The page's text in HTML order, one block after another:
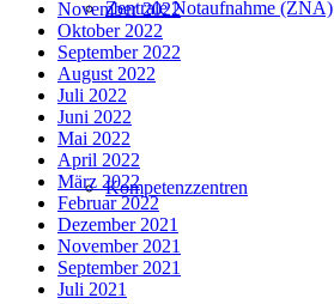
Zentrale Notaufnahme (ZNA)
Kompetenzzentren
November 2022
Oktober 2022
September 2022
August 2022
Juli 2022
Juni 2022
Mai 2022
April 2022
März 2022
Februar 2022
Dezember 2021
November 2021
September 2021
Juli 2021